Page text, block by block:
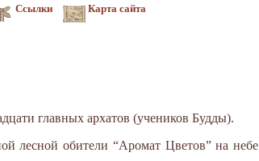
Ссылки Карта сайта
главных архатов (учеников Будды).
лесной обители “Аромат Цветов” на небе